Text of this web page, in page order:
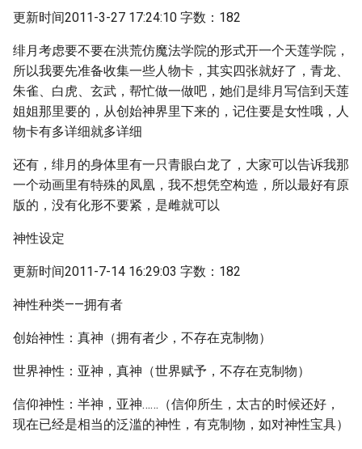
更新时间2011-3-27 17:24:10 字数：182
绯月考虑要不要在洪荒仿魔法学院的形式开一个天莲学院，
所以我要先准备收集一些人物卡，其实四张就好了，青龙、
朱雀、白虎、玄武，帮忙做一做吧，她们是绯月写信到天莲
姐姐那里要的，从创始神界里下来的，记住要是女性哦，人
物卡有多详细就多详细
还有，绯月的身体里有一只青眼白龙了，大家可以告诉我那
一个动画里有特殊的凤凰，我不想凭空构造，所以最好有原
版的，没有化形不要紧，是雌就可以
神性设定
更新时间2011-7-14 16:29:03 字数：182
神性种类——拥有者
创始神性：真神（拥有者少，不存在克制物）
世界神性：亚神，真神（世界赋予，不存在克制物）
信仰神性：半神，亚神……（信仰所生，太古的时候还好，
现在已经是相当的泛滥的神性，有克制物，如对神性宝具）